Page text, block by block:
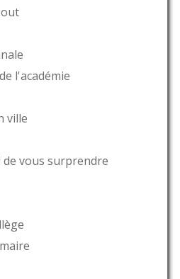
l'académie
ville
de vous surprendre